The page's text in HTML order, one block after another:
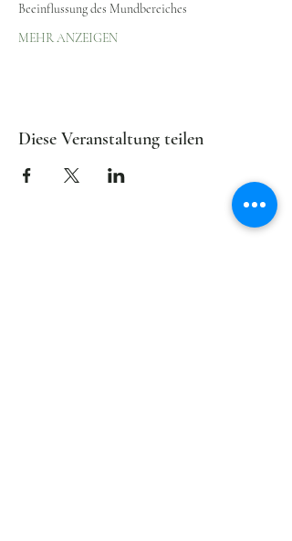
Beeinflussung des Mundbereiches
MEHR ANZEIGEN
Diese Veranstaltung teilen